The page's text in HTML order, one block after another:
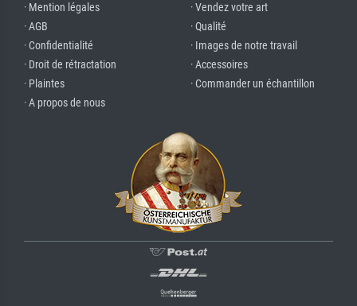
· Mention légales
· AGB
· Confidentialité
· Droit de rétractation
· Plaintes
· A propos de nous
· Vendez votre art
· Qualité
· Images de notre travail
· Accessoires
· Commander un échantillon